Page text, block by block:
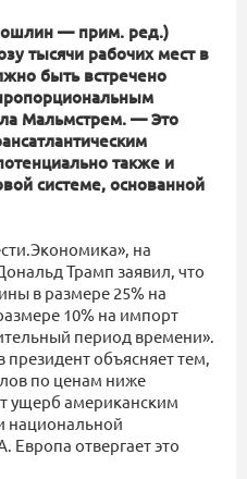
— прим. ред.)
тысячи рабочих мест в
быть встречено
Мальмстрем. — Это
также и
системе, основанной
на
Трамп заявил, что
в размере 25% на
10% на импорт
период времени».
объясняет тем,
по ценам ниже
ущерб американским
национальной
Европа отвергает это